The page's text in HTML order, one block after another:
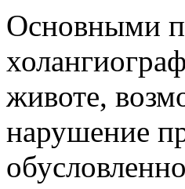
Основными
животе,
нарушение